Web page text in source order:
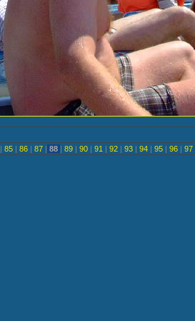
| 85 | 86 | 87 | 88 | 89 | 90 | 91 | 92 | 93 | 94 | 95 | 96 | 97